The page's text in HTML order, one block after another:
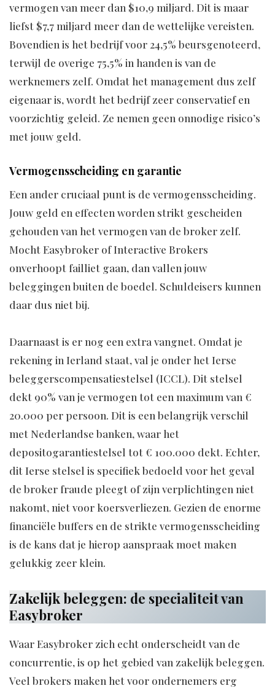
vermogen van meer dan $10,9 miljard. Dit is maar
liefst $7,7 miljard meer dan de wettelijke vereisten.
Bovendien is het bedrijf voor 24,5% beursgenoteerd,
terwijl de overige 75,5% in handen is van de
werknemers zelf. Omdat het management dus zelf
eigenaar is, wordt het bedrijf zeer conservatief en
voorzichtig geleid. Ze nemen geen onnodige risico’s
met jouw geld.
Vermogensscheiding en garantie
Een ander cruciaal punt is de vermogensscheiding.
Jouw geld en effecten worden strikt gescheiden
gehouden van het vermogen van de broker zelf.
Mocht Easybroker of Interactive Brokers
onverhoopt failliet gaan, dan vallen jouw
beleggingen buiten de boedel. Schuldeisers kunnen
daar dus niet bij.
Daarnaast is er nog een extra vangnet. Omdat je
rekening in Ierland staat, val je onder het Ierse
beleggerscompensatiestelsel (ICCL). Dit stelsel
dekt 90% van je vermogen tot een maximum van €
20.000 per persoon. Dit is een belangrijk verschil
met Nederlandse banken, waar het
depositogarantiestelsel tot € 100.000 dekt. Echter,
dit Ierse stelsel is specifiek bedoeld voor het geval
de broker fraude pleegt of zijn verplichtingen niet
nakomt, niet voor koersverliezen. Gezien de enorme
financiële buffers en de strikte vermogensscheiding
is de kans dat je hierop aanspraak moet maken
gelukkig zeer klein.
Zakelijk beleggen: de specialiteit van
Easybroker
Waar Easybroker zich echt onderscheidt van de
concurrentie, is op het gebied van zakelijk beleggen.
Veel brokers maken het voor ondernemers erg